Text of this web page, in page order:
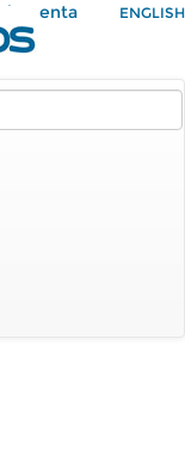
Mi Cuenta ENGLISH